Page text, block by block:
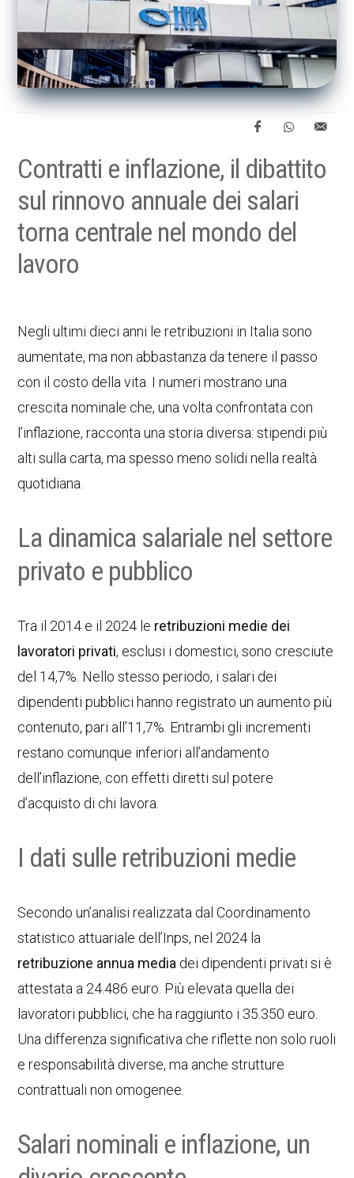
Contratti e inflazione, il dibattito
sul rinnovo annuale dei salari
torna centrale nel mondo del
lavoro
Negli ultimi dieci anni le retribuzioni in Italia sono
aumentate, ma non abbastanza da tenere il passo
con il costo della vita. I numeri mostrano una
crescita nominale che, una volta confrontata con
l’inflazione, racconta una storia diversa: stipendi più
alti sulla carta, ma spesso meno solidi nella realtà
quotidiana.
La dinamica salariale nel settore
privato e pubblico
Tra il 2014 e il 2024 le retribuzioni medie dei
lavoratori privati, esclusi i domestici, sono cresciute
del 14,7%. Nello stesso periodo, i salari dei
dipendenti pubblici hanno registrato un aumento più
contenuto, pari all’11,7%. Entrambi gli incrementi
restano comunque inferiori all’andamento
dell’inflazione, con effetti diretti sul potere
d’acquisto di chi lavora.
I dati sulle retribuzioni medie
Secondo un’analisi realizzata dal Coordinamento
statistico attuariale dell’Inps, nel 2024 la
retribuzione annua media dei dipendenti privati si è
attestata a 24.486 euro. Più elevata quella dei
lavoratori pubblici, che ha raggiunto i 35.350 euro.
Una differenza significativa che riflette non solo ruoli
e responsabilità diverse, ma anche strutture
contrattuali non omogenee.
Salari nominali e inflazione, un